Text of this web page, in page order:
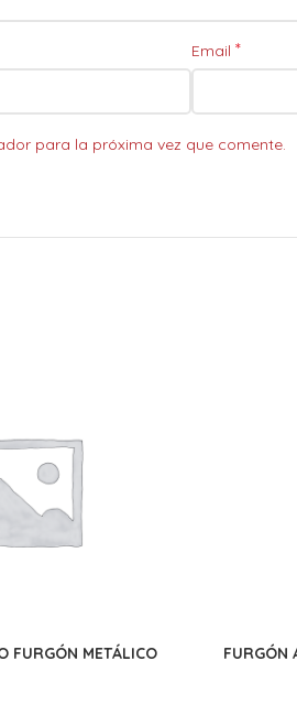
Email *
para la próxima vez que comente.
FURGÓN METÁLICO FURGÓN